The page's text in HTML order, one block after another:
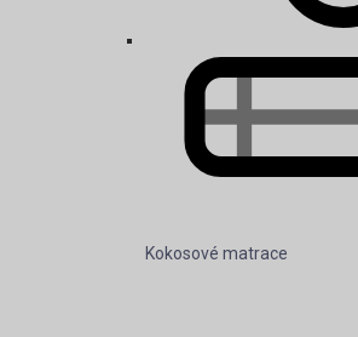
Kokosové matrace